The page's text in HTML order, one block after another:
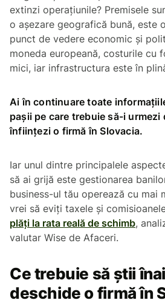
extinzi operațiunile? Premisele
o așezare geografică bună, este
punct de vedere economic și
moneda europeană, costurile cu
mici, iar infrastructura este în
Ai în continuare toate
pașii pe care trebuie să-i urmezi
înființezi o firmă în Slovacia.
Iar unul dintre principalele
să ai grijă este gestionarea
business-ul tău operează cu mai
vrei să eviți taxele și
plăți la rata reală de schimb,
valutar Wise de Afaceri.
Ce trebuie să știi
deschide o firmă în